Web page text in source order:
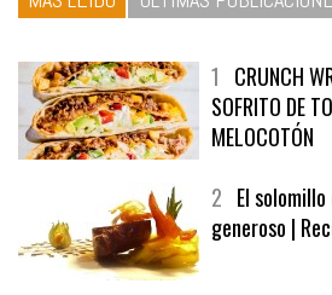
1 CRUNCH
SOFRITO DE
MELOCOTÓN
2 El
generoso |